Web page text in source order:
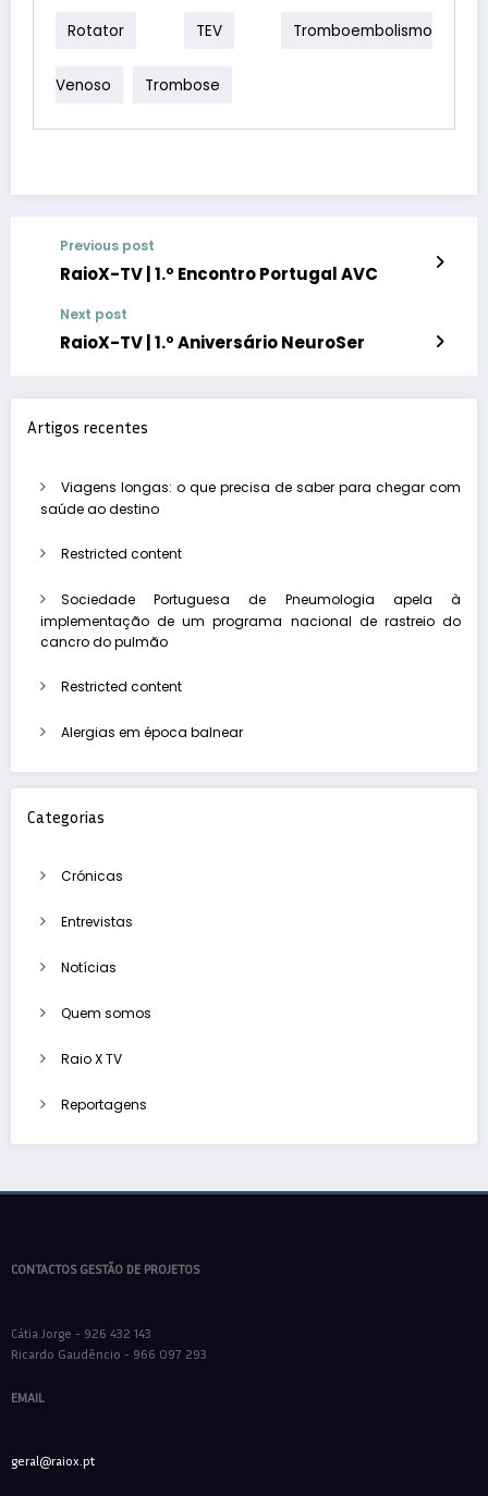
Rotator TEV Tromboembolismo
Venoso Trombose
Previous post
RaioX-TV | 1.º Encontro Portugal AVC
Next post
RaioX-TV | 1.º Aniversário NeuroSer
Artigos recentes
Viagens longas: o que precisa de saber para chegar com
saúde ao destino
Restricted content
Sociedade Portuguesa de Pneumologia apela à
implementação de um programa nacional de rastreio do
cancro do pulmão
Restricted content
Alergias em época balnear
Categorias
Crónicas
Entrevistas
Notícias
Quem somos
Raio X TV
Reportagens
CONTACTOS GESTÃO DE PROJETOS
Cátia Jorge - 926 432 143
Ricardo Gaudêncio - 966 097 293
EMAIL
geral@raiox.pt